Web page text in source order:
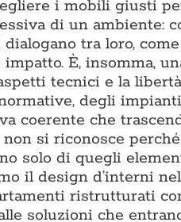
i mobili giusti
di un ambiente:
tra loro,
È, insomma,
tecnici e la
degli
coerente che
si riconosce
solo di quegli
il design d’interni
ristrutturati
soluzioni che